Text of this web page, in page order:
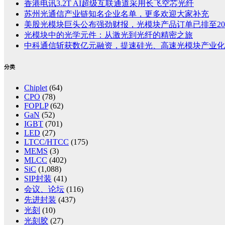
香港电讯3.2T AI超级互联通道采用长飞空芯光纤
苏州光通信产业链知名企业名单，更多欢迎大家补充
美股光模块巨头公布强劲财报，光模块产品订单已排至
光模块中的光学元件：从激光到光纤的精密之旅
中科通信斩获数亿元融资，提速硅光、高速光模块产业化
分类
Chiplet (64)
CPO (78)
FOPLP(62)
GaN (52)
IGBT (701)
LED (27)
LTCC/HTCC (175)
MEMS (3)
MLCC (402)
SiC (1,088)
SIP封装 (41)
会议、论坛 (116)
先进封装 (437)
光刻 (10)
光刻胶 (27)